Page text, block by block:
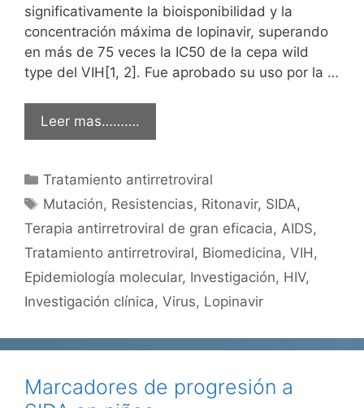
significativamente la bioisponibilidad y la
concentración máxima de lopinavir, superando
en más de 75 veces la IC50 de la cepa wild
type del VIH[1, 2]. Fue aprobado su uso por la …
Leer mas……….
Categorías
Tratamiento antirretroviral
Etiquetas
Mutación, Resistencias, Ritonavir, SIDA,
Terapia antirretroviral de gran eficacia, AIDS,
Tratamiento antirretroviral, Biomedicina, VIH,
Epidemiología molecular, Investigación, HIV,
Investigación clínica, Virus, Lopinavir
Marcadores de progresión a